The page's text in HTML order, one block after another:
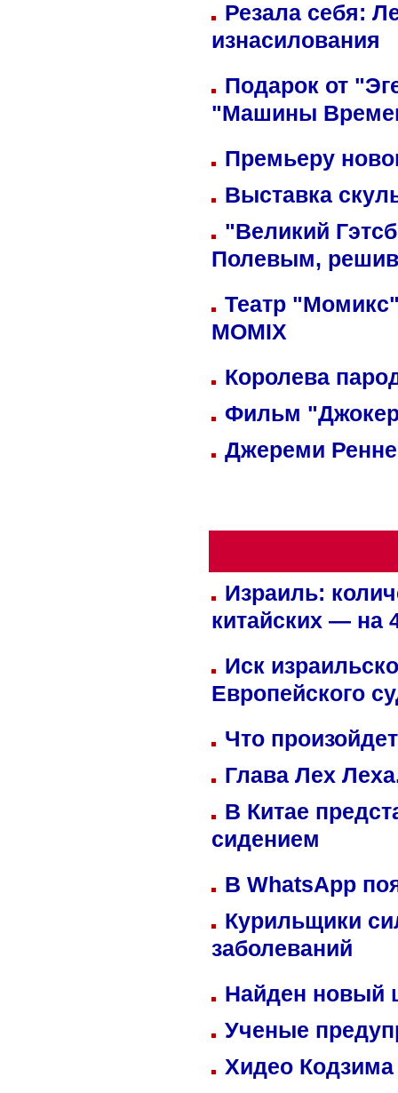
Резала себя:
изнасилования
Подарок от
"Машины
Премьеру
Выставка
"Великий
Полевым,
Театр
MOMIX
Королева
Фильм
Джереми
Израиль:
китайских — на
Иск
Европейского
Что
Глава Лех
В Китае
сидением
В WhatsApp
Курильщики
заболеваний
Найден
Ученые
Хидео